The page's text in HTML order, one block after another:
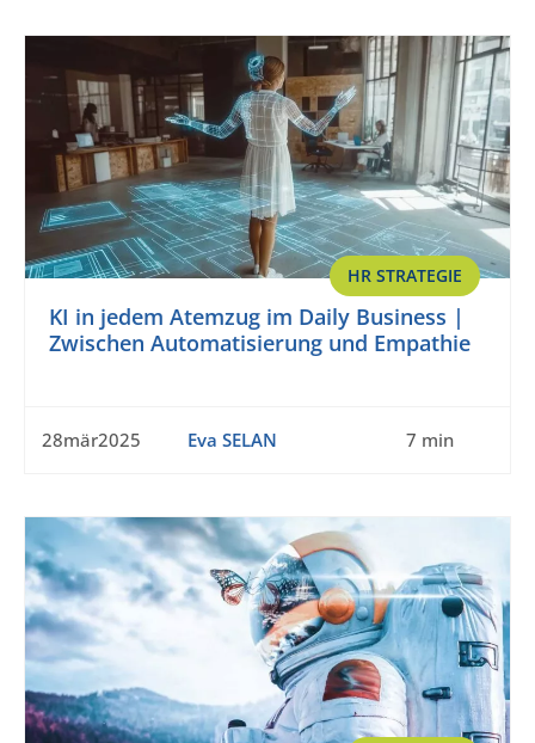
HR STRATEGIE
KI in jedem Atemzug im Daily Business |
Zwischen Automatisierung und Empathie
28mär2025 Eva SELAN 7 min